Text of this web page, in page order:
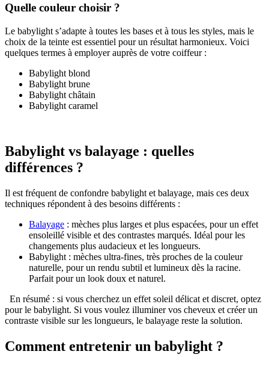
Quelle couleur choisir ?
Le babylight s’adapte à toutes les bases et à tous les styles, mais le
choix de la teinte est essentiel pour un résultat harmonieux. Voici
quelques termes à employer auprès de votre coiffeur :
Babylight blond
Babylight brune
Babylight châtain
Babylight caramel
Babylight vs balayage : quelles
différences ?
Il est fréquent de confondre babylight et balayage, mais ces deux
techniques répondent à des besoins différents :
Balayage : mèches plus larges et plus espacées, pour un effet
ensoleillé visible et des contrastes marqués. Idéal pour les
changements plus audacieux et les longueurs.
Babylight : mèches ultra-fines, très proches de la couleur
naturelle, pour un rendu subtil et lumineux dès la racine.
Parfait pour un look doux et naturel.
En résumé : si vous cherchez un effet soleil délicat et discret, optez
pour le babylight. Si vous voulez illuminer vos cheveux et créer un
contraste visible sur les longueurs, le balayage reste la solution.
Comment entretenir un babylight ?